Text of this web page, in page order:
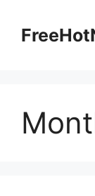
content